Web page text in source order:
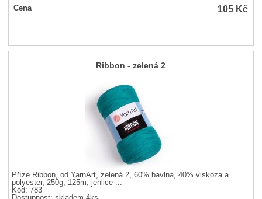
Cena 105 Kč
Ribbon - zelená 2
Příze Ribbon, od YarnArt, zelená 2, 60% bavlna, 40% viskóza a
polyester, 250g, 125m, jehlice ...
Kód: 783